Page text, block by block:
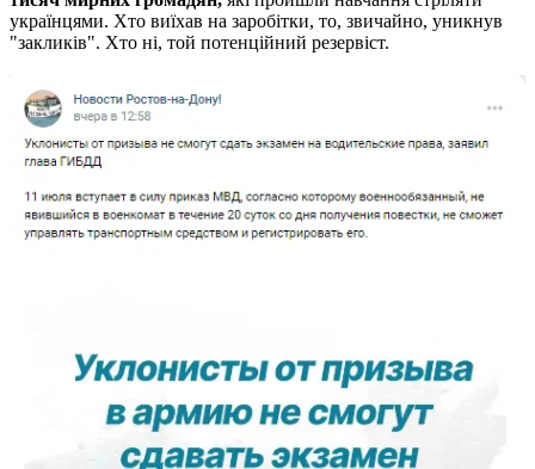
українцями. Хто виїхав на заробітки, то, звичайно, уникнув
"закликів". Хто ні, той потенційний резервіст.